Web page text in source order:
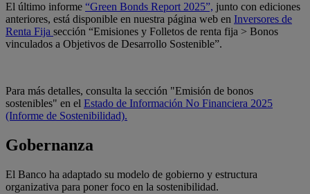
El último informe “Green Bonds Report 2025”, junto con ediciones
anteriores, está disponible en nuestra página web en Inversores de
Renta Fija sección “Emisiones y Folletos de renta fija > Bonos
vinculados a Objetivos de Desarrollo Sostenible”.
Para más detalles, consulta la sección "Emisión de bonos
sostenibles" en el Estado de Información No Financiera 2025
(Informe de Sostenibilidad).
Gobernanza
El Banco ha adaptado su modelo de gobierno y estructura
organizativa para poner foco en la sostenibilidad.